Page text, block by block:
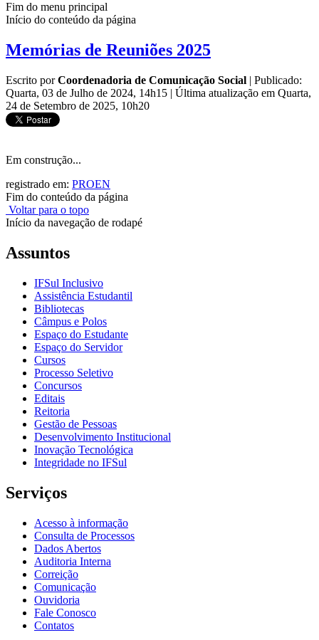
Fim do menu principal
Início do conteúdo da página
Memórias de Reuniões 2025
Escrito porCoordenadoria de Comunicação Social | Publicado:
Quarta, 03 de Julho de 2024, 14h15 | Última atualização em Quarta,
24 de Setembro de 2025, 10h20
Em construção...
registrado em: PROEN
Fim do conteúdo da página
Voltar para o topo
Início da navegação de rodapé
Assuntos
IFSul Inclusivo
Assistência Estudantil
Bibliotecas
Câmpus e Polos
Espaço do Estudante
Espaço do Servidor
Cursos
Processo Seletivo
Concursos
Editais
Reitoria
Gestão de Pessoas
Desenvolvimento Institucional
Inovação Tecnológica
Integridade no IFSul
Serviços
Acesso à informação
Consulta de Processos
Dados Abertos
Auditoria Interna
Correição
Comunicação
Ouvidoria
Fale Conosco
Contatos